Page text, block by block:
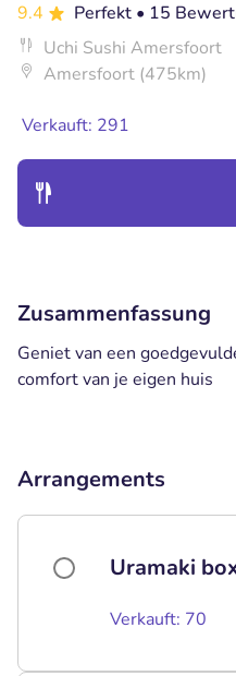
9.4 Perfekt • 15
Uchi Sushi Amersfoort
Amersfoort (475km)
Verkauft: 291
Zusammenfassung
Geniet van een
comfort van je eigen huis
Arrangements
Uramaki
Verkauft: 70